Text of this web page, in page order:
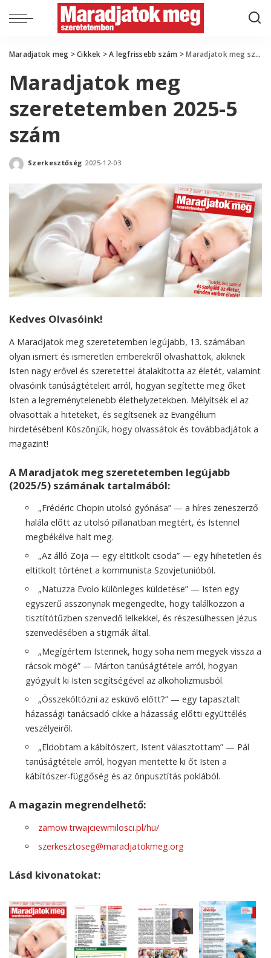
Maradjatok meg >Cikkek >A legfrissebb szám >Maradjatok meg szeretetemben 2025-5 szám
Maradjatok meg
szeretetemben 2025-5
szám
Posted
Szerkesztőség 2025-12-03
Kedves Olvasóink!
A Maradjatok meg szeretetemben legújabb, 13. számában
olyan ismert és ismeretlen emberekről olvashattok, akiknek
Isten nagy erővel és szeretettel átalakította az életét, valamint
olvasóink tanúságtételeit arról, hogyan segítette meg őket
Isten a legreménytelenebb élethelyzetekben. Mélyítsék el az
olvasottak a hiteteket, és segítsenek az Evangélium
hirdetésében! Köszönjük, hogy olvassátok és továbbadjátok a
magazint!
A Maradjatok meg szeretetemben legújabb
(2025/5) számának tartalmából:
„Frédéric Chopin utolsó gyónása” — a híres zeneszerző
halála előtt az utolsó pillanatban megtért, és Istennel
megbékélve halt meg.
„Az álló Zoja — egy eltitkolt csoda” — egy hihetetlen és
eltitkolt történet a kommunista Szovjetunióból.
„Natuzza Evolo különleges küldetése” — Isten egy
egyszerű asszonynak megengedte, hogy találkozzon a
tisztítótűzben szenvedő lelkekkel, és részesülhessen Jézus
szenvedésében a stigmák által.
„Megígértem Istennek, hogy soha nem megyek vissza a
rácsok mögé” — Márton tanúságtétele arról, hogyan
gyógyult ki Isten segítségével az alkoholizmusból.
„Összeköltözni az esküvő előtt?” — egy tapasztalt
házassági tanácsadó cikke a házasság előtti együttélés
veszélyeiről.
„Eldobtam a kábítószert, Istent választottam” — Pál
tanúságtétele arról, hogyan mentette ki őt Isten a
kábítószer-függőség és az önpusztítás poklából.
A magazin megrendelhető:
zamow.trwajciewmilosci.pl/hu/
szerkesztoseg@maradjatokmeg.org
Lásd kivonatokat: